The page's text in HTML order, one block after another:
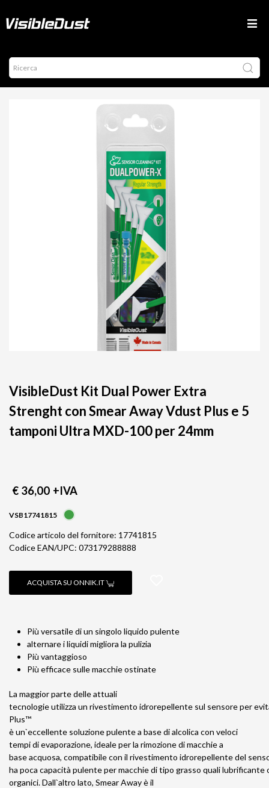
VisibleDust Kit Dual Power Extra
Strenght con Smear Away Vdust Plus e 5
tamponi Ultra MXD-100 per 24mm
€ 36,00 +IVA
VSB17741815
Codice articolo del fornitore: 17741815
Codice EAN/UPC: 073179288888
ACQUISTA SU ONNIK.IT
Più versatile di un singolo liquido pulente
alternare i liquidi migliora la pulizia
Più vantaggioso
Più efficace sulle macchie ostinate
La maggior parte delle attuali
tecnologie utilizza un rivestimento idrorepellente sul sensore per
Plus™
è un`eccellente soluzione pulente a base di alcolica con veloci
tempi di evaporazione, ideale per la rimozione di macchie a
base acquosa, compatibile con il rivestimento idrorepellente del
ha poca capacità pulente per macchie di tipo grasso quali lubrificante
organici. Dall`altro lato, Smear Away è il